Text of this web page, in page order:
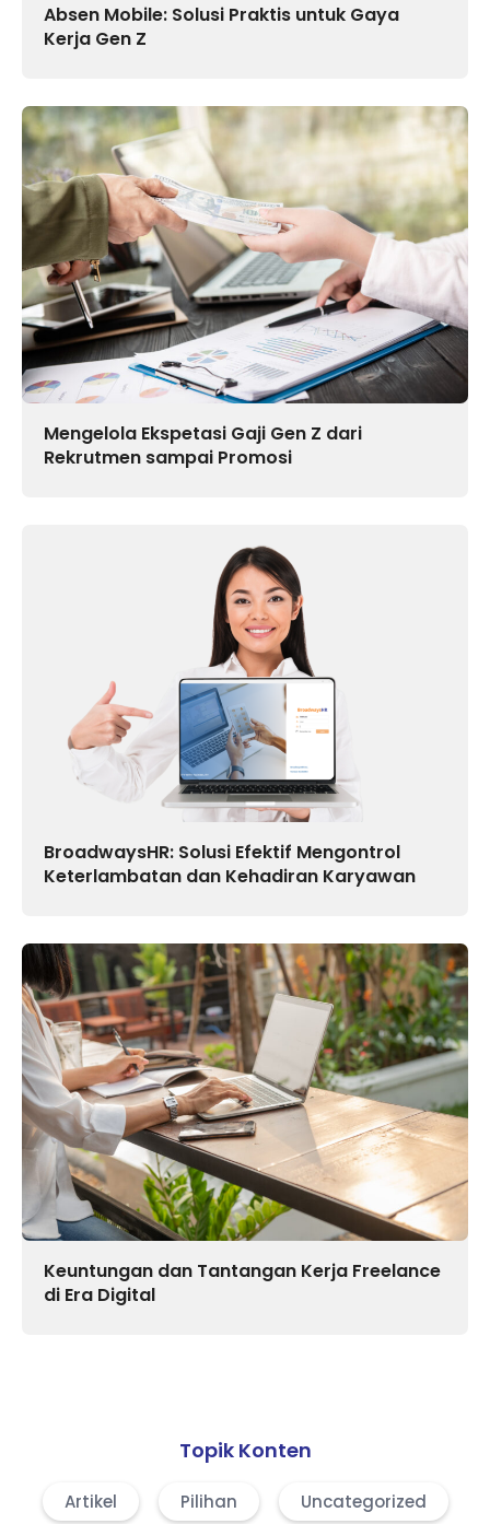
Absen Mobile: Solusi Praktis untuk Gaya
Kerja Gen Z
Mengelola Ekspetasi Gaji Gen Z dari
Rekrutmen sampai Promosi
BroadwaysHR: Solusi Efektif Mengontrol
Keterlambatan dan Kehadiran Karyawan
Keuntungan dan Tantangan Kerja Freelance
di Era Digital
Topik Konten
Artikel Pilihan Uncategorized